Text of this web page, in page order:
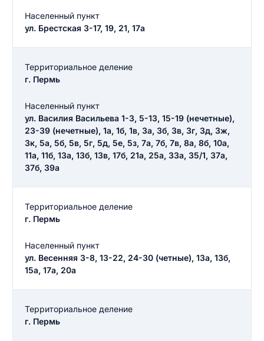
Населенный пункт
ул. Брестская 3-17, 19, 21, 17а
Территориальное деление
г. Пермь
Населенный пункт
ул. Василия Васильева 1-3, 5-13, 15-19 (нечетные),
23-39 (нечетные), 1а, 1б, 1в, 3а, 3б, 3в, 3г, 3д, 3ж,
3к, 5а, 5б, 5в, 5г, 5д, 5е, 5з, 7а, 7б, 7в, 8а, 8б, 10а,
11а, 11б, 13а, 13б, 13в, 17б, 21а, 25а, 33а, 35/1, 37а,
37б, 39а
Территориальное деление
г. Пермь
Населенный пункт
ул. Весенняя 3-8, 13-22, 24-30 (четные), 13а, 13б,
15а, 17а, 20а
Территориальное деление
г. Пермь
Как вы оцените судебный участок?
разрешить публикацию отзыва
ОСТАВИТЬ ОТЗЫВ
разрешить публикацию отзыва
ЗАКРЫТЬ СОХРАНИТЬ